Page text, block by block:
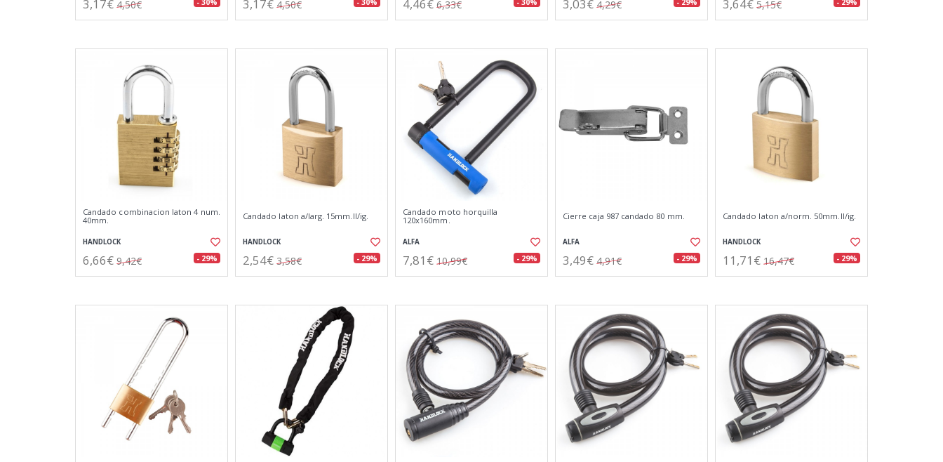
3,17€ 4,50€ 3,17€ 4,50€ 4,46€ 6,33€ 3,03€ 4,29€ 3,64€ 5,15€
Candado combinacion laton 4 num.
40mm.
HANDLOCK
6,66€ 9,42€ - 29%
Candado laton a/larg. 15mm.ll/ig.
HANDLOCK
2,54€ 3,58€ - 29%
Candado moto horquilla
120x160mm.
ALFA
7,81€ 10,99€ - 29%
Cierre caja 987 candado 80 mm.
ALFA
3,49€ 4,91€ - 29%
Candado laton a/norm. 50mm.ll/ig.
HANDLOCK
11,71€ 16,47€ - 29%